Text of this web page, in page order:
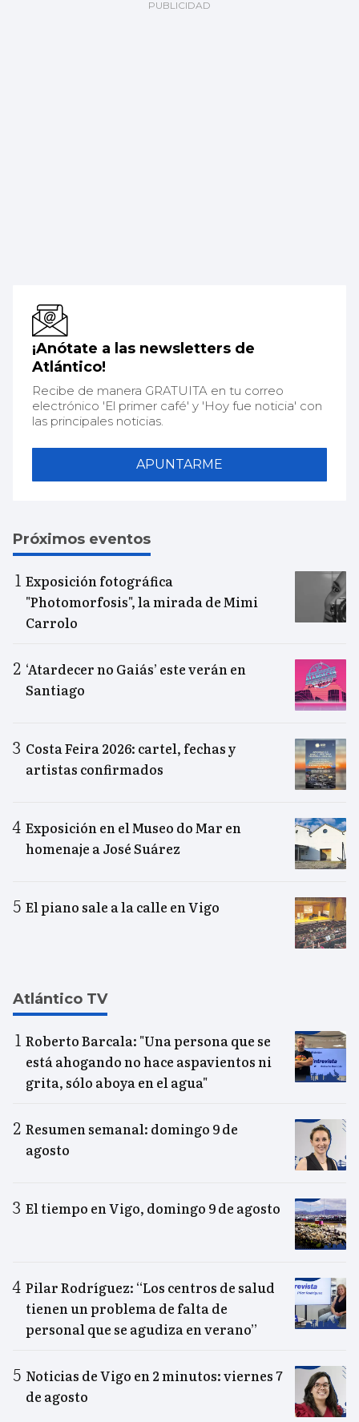
¡Anótate a las newsletters de
Atlántico!
Recibe de manera GRATUITA en tu correo
electrónico 'El primer café' y 'Hoy fue noticia' con
las principales noticias.
APUNTARME
Próximos eventos
Exposición fotográfica
"Photomorfosis", la mirada de Mimi
Carrolo
‘Atardecer no Gaiás’ este verán en
Santiago
Costa Feira 2026: cartel, fechas y
artistas confirmados
Exposición en el Museo do Mar en
homenaje a José Suárez
El piano sale a la calle en Vigo
Atlántico TV
Roberto Barcala: "Una persona que se
está ahogando no hace aspavientos ni
grita, sólo aboya en el agua"
Resumen semanal: domingo 9 de
agosto
El tiempo en Vigo, domingo 9 de agosto
Pilar Rodríguez: “Los centros de salud
tienen un problema de falta de
personal que se agudiza en verano”
Noticias de Vigo en 2 minutos: viernes 7
de agosto